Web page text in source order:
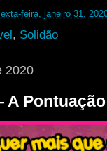
feira, janeiro 31,
, Solidão
2020